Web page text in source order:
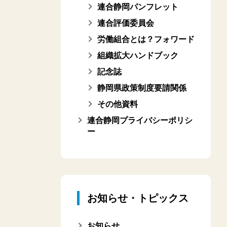
連合静岡パンフレット
連合評価委員会
労働組合とは？フォワード
組織拡大ハンドブック
記念誌
静岡県政策制度要請関係
その他資料
連合静岡プライバシーポリシ
ー
お知らせ・トピックス